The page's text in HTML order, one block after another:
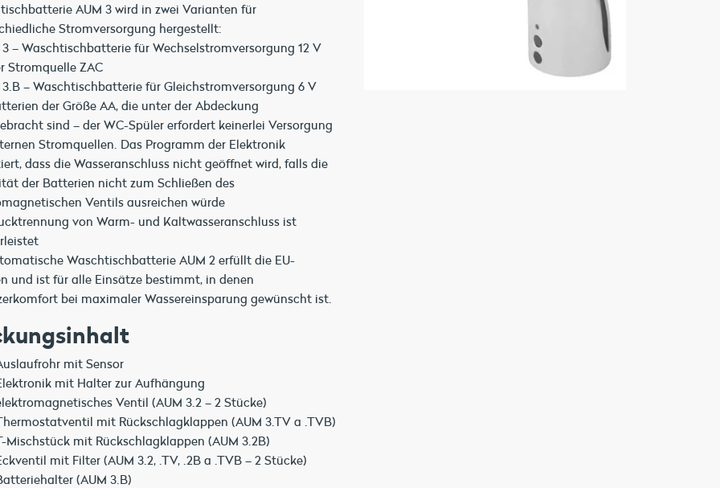
AUM 3 wird in zwei Varianten für
Stromversorgung hergestellt:
3 – Waschtischbatterie für Wechselstromversorgung 12 V
Stromquelle ZAC
3.B – Waschtischbatterie für Gleichstromversorgung 6 V
der Größe AA, die unter der Abdeckung
sind – der WC-Spüler erfordert keinerlei Versorgung
Stromquellen. Das Programm der Elektronik
dass die Wasseranschluss nicht geöffnet wird, falls die
der Batterien nicht zum Schließen des
Ventils ausreichen würde
von Warm- und Kaltwasseranschluss ist
Waschtischbatterie AUM 2 erfüllt die EU-
und ist für alle Einsätze bestimmt, in denen
bei maximaler Wassereinsparung gewünscht ist.
mit Sensor
mit Halter zur Aufhängung
Ventil (AUM 3.2 – 2 Stücke)
mit Rückschlagklappen (AUM 3.TV a .TVB)
Mischstück mit Rückschlagklappen (AUM 3.2B)
mit Filter (AUM 3.2, .TV, .2B a .TVB – 2 Stücke)
(AUM 3.B)